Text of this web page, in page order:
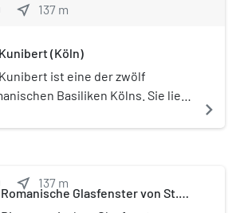
Schulkirche der benachbarten
near_me 137 m
(Köln)
ist eine der zwölf
Basiliken Kölns. Sie liegt
navigate_next
near_me 137 m
Romanische Glasfenster von St.